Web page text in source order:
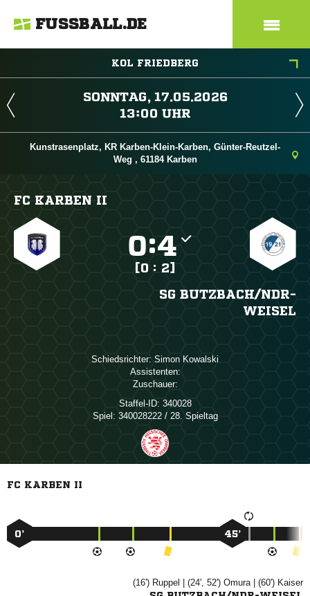
FUSSBALL.DE
KOL FRIEDBERG
 
 
Kunstrasenplatz, KR Karben-Klein-Karben, Günter-Reutzel-
Weg , 61184 Karben
FC KARBEN II
:
[0 : 2]
SG BUTZBACH/​NDR-
WEISEL
Schiedsrichter:  
Assistenten:
Zuschauer:
Staffel-ID: 340028
Spiel: 340028222 / 28. Spieltag
FC KARBEN II
0’ 45’
(16')  | (24', 52') | (60') 